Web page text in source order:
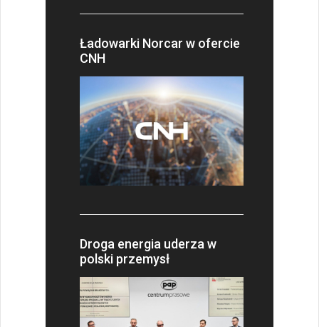
Ładowarki Norcar w ofercie
CNH
Droga energia uderza w
polski przemysł